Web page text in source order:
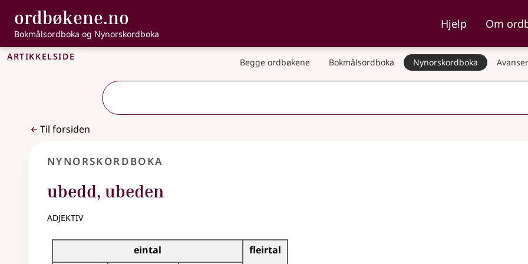
Gå til hovedinnhold
Tilgjengelighet
ordbøkene.no , Bokmålsordboka og Nynorskordboka
Bokmålsordboka og Nynorskordboka
Hjelp Om
Artikkelside Begge ordbøkene Bokmålsordboka Nynorskordboka
Til forsiden
Nynorskordboka
ubedd, ubeden
adjektiv
Bøyningstabell for dette adjektivet
eintal
fleirtal